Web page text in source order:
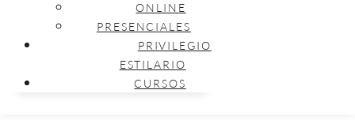
ONLINE
PRESENCIALES
PRIVILEGIO
ESTILARIO
CURSOS